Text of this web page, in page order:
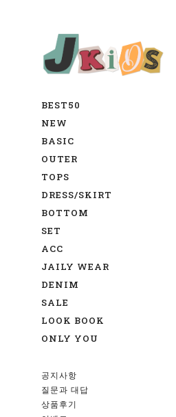
BEST50
NEW
BASIC
OUTER
TOPS
DRESS/SKIRT
BOTTOM
SET
ACC
JAILY WEAR
DENIM
SALE
LOOK BOOK
ONLY YOU
공지사항
질문과 대답
상품후기